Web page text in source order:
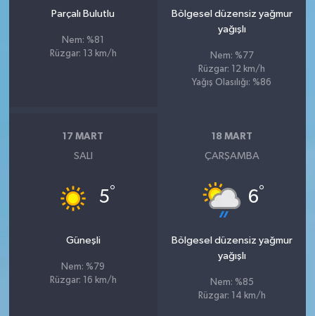
Parçalı Bulutlu
Nem: %81
Rüzgar: 13 km/h
Bölgesel düzensiz yağmur
yağışlı
Nem: %77
Rüzgar: 12 km/h
Yağış Olasılığı: %86
17 MART
SALI
5°
Güneşli
Nem: %79
Rüzgar: 16 km/h
18 MART
ÇARŞAMBA
6°
Bölgesel düzensiz yağmur
yağışlı
Nem: %85
Rüzgar: 14 km/h